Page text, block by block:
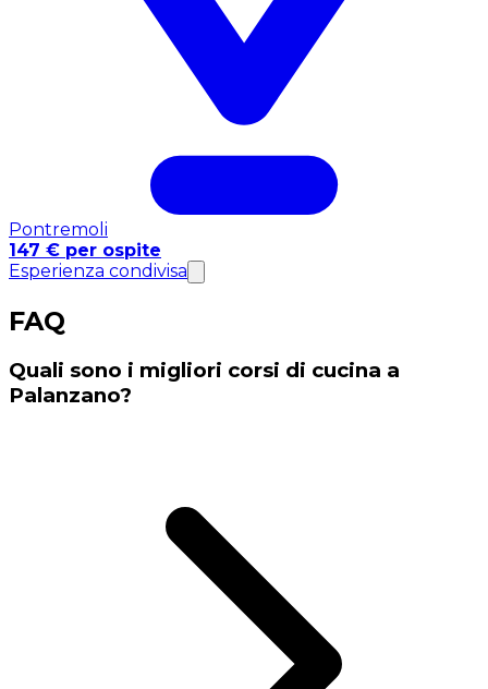
Pontremoli
147 € per ospite
Esperienza condivisa
FAQ
Quali sono i migliori corsi di cucina a
Palanzano?